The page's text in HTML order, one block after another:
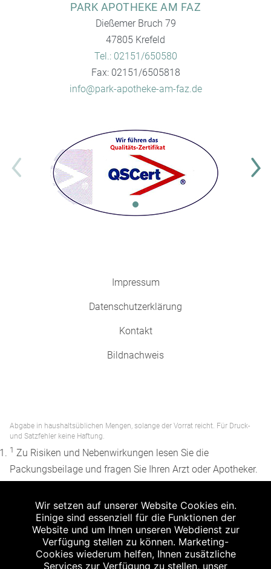
PARK APOTHEKE AM FAZ
Dießemer Bruch 79
47805 Krefeld
Tel.: 02151/650580
Fax: 02151/6505818
info@park-apotheke-am-faz.de
Impressum
Datenschutzerklärung
Kontakt
Bildnachweis
Abgabe in haushaltsüblichen Mengen, solange der Vorrat reicht. Für Druck-
und Satzfehler keine Haftung.
1 Zu Risiken und Nebenwirkungen lesen Sie die
Packungsbeilage und fragen Sie Ihren Arzt oder Apotheker.
Apothekenerstattungspreis (AEP). Der AEP ist keine
unverbindliche Preisempfehlung der Hersteller. Der AEP ist
ein von den Apotheken in Ansatz gebrachter Preis für
rezeptfreie Arzneimittel. Er entspricht in der Höhe dem für
Wir setzen auf unserer Website Cookies ein.
Einige sind essenziell für die Funktionen der
Website und um Ihnen unseren Webdienst zur
Verfügung stellen zu können. Marketing-
Cookies wiederum helfen, Ihnen zusätzliche
Services zur Verfügung zu stellen, unser